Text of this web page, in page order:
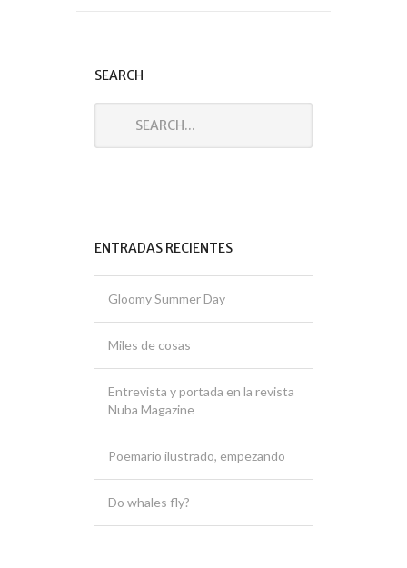
SEARCH
ENTRADAS RECIENTES
Gloomy Summer Day
Miles de cosas
Entrevista y portada en la revista
Nuba Magazine
Poemario ilustrado, empezando
Do whales fly?